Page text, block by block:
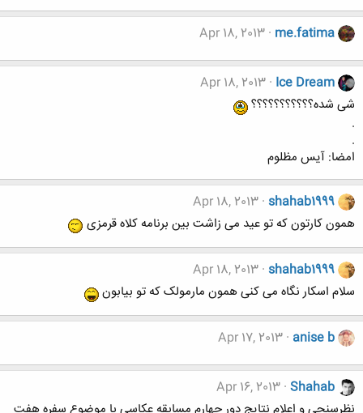
me.fatima
Apr 18, 2013
Ice Dream
Apr 18, 2013
شی شده؟؟؟؟؟؟؟؟؟؟؟
.
.
امضا: آیس مظلوم
shahab1999
Apr 18, 2013
همون کارتون که تو عید می زاشت بین برنامه کلاه قرمزی
shahab1999
Apr 18, 2013
سلام اسکار نگاه می کنی همون مارمولک که تو بیابون
anise b
Apr 17, 2013
Shahab
Apr 16, 2013